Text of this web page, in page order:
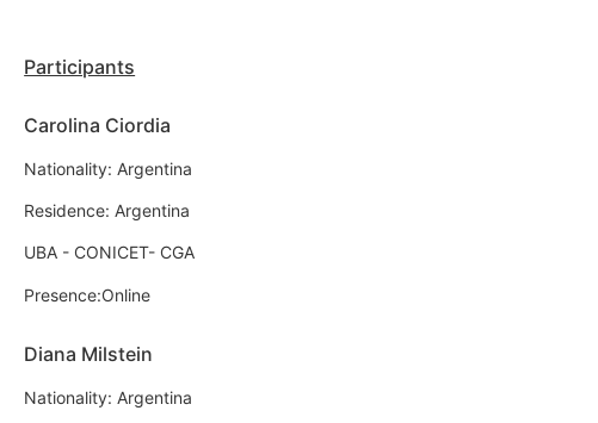
Participants
Carolina Ciordia
Nationality: Argentina
Residence: Argentina
UBA - CONICET- CGA
Presence:Online
Diana Milstein
Nationality: Argentina